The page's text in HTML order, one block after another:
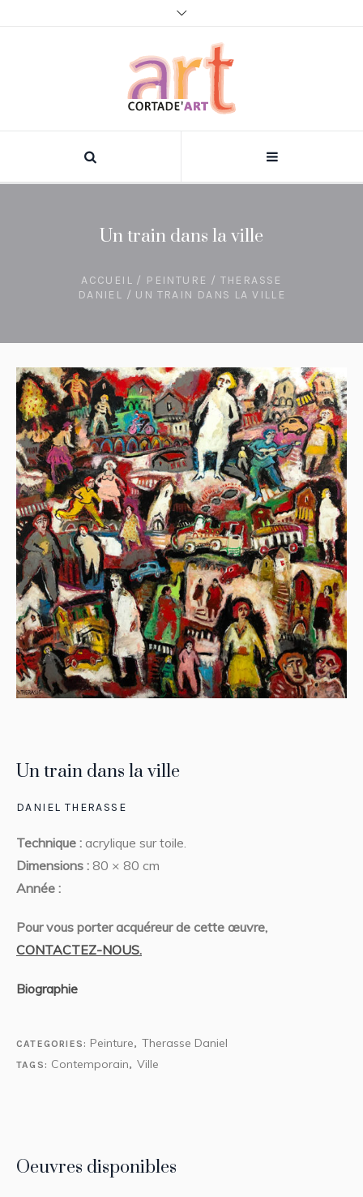
Un train dans la ville
ACCUEIL / PEINTURE / THERASSE
DANIEL / UN TRAIN DANS LA VILLE
Un train dans la ville
DANIEL THERASSE
Technique : acrylique sur toile.
Dimensions : 80 × 80 cm
Année :
Pour vous porter acquéreur de cette œuvre,
CONTACTEZ-NOUS.
Biographie
CATEGORIES: Peinture, Therasse Daniel
TAGS: Contemporain, Ville
Oeuvres disponibles